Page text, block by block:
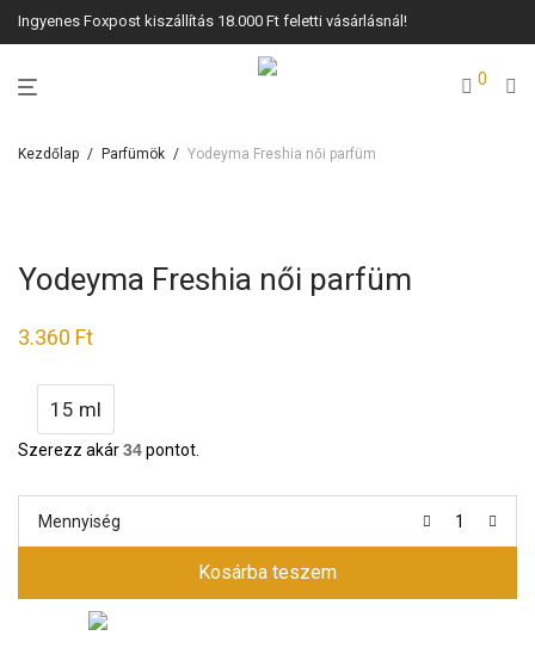
Ingyenes Foxpost kiszállítás 18.000 Ft feletti vásárlásnál!
0
Kezdőlap / Parfümök / Yodeyma Freshia női parfüm
Yodeyma Freshia női parfüm
3.360 Ft
15 ml
Szerezz akár34pontot.
Mennyiség
Kosárba teszem